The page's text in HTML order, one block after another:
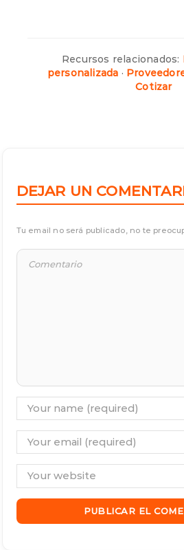
Recursos relacionados:
personalizada ·
Cotizar
DEJAR UN
Tu email no será publicado, no te